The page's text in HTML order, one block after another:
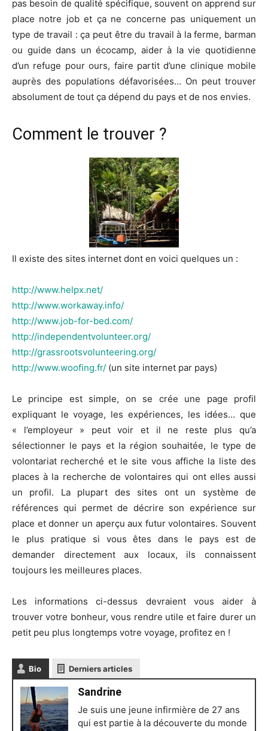
pas besoin de qualité spécifique, souvent on apprend sur
place notre job et ça ne concerne pas uniquement un
type de travail : ça peut être du travail à la ferme, barman
ou guide dans un écocamp, aider à la vie quotidienne
d’un refuge pour ours, faire partit d’une clinique mobile
auprès des populations défavorisées… On peut trouver
absolument de tout ça dépend du pays et de nos envies.
Comment le trouver ?
Il existe des sites internet dont en voici quelques un :
http://www.helpx.net/
http://www.workaway.info/
http://www.job-for-bed.com/
http://independentvolunteer.org/
http://grassrootsvolunteering.org/
http://www.woofing.fr/ (un site internet par pays)
Le principe est simple, on se crée une page profil
expliquant le voyage, les expériences, les idées… que
« l’employeur » peut voir et il ne reste plus qu’a
sélectionner le pays et la région souhaitée, le type de
volontariat recherché et le site vous affiche la liste des
places à la recherche de volontaires qui ont elles aussi
un profil. La plupart des sites ont un système de
références qui permet de décrire son expérience sur
place et donner un aperçu aux futur volontaires. Souvent
le plus pratique si vous êtes dans le pays est de
demander directement aux locaux, ils connaissent
toujours les meilleures places.
Les informations ci-dessus devraient vous aider à
trouver votre bonheur, vous rendre utile et faire durer un
petit peu plus longtemps votre voyage, profitez en !
Bio Derniers articles
Sandrine
Je suis une jeune infirmière de 27 ans
qui est partie à la découverte du monde